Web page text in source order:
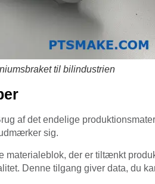
til bilindustrien
af det endelige
sig.
materialeblok, der er tiltænkt
Denne tilgang giver data, du